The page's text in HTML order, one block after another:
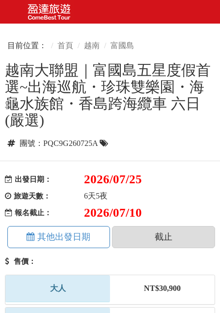
目前位置： 首頁 越南 富國島
越南大聯盟｜富國島五星度假首
選~出海巡航・珍珠雙樂園・海
龜水族館・香島跨海纜車 六日
(嚴選)
團號：PQC9G260725A
出發日期： 2026/07/25
旅遊天數： 6天5夜
報名截止： 2026/07/10
其他出發日期 截止
售價：
大人 NT$30,900